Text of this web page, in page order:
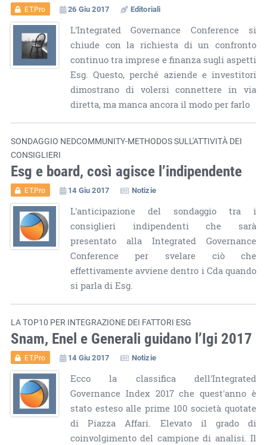
ET.Pro 26 Giu 2017 Editoriali
L'Integrated Governance Conference si
chiude con la richiesta di un confronto
continuo tra imprese e finanza sugli aspetti
Esg. Questo, perché aziende e investitori
dimostrano di volersi connettere in via
diretta, ma manca ancora il modo per farlo
SONDAGGIO NEDCOMMUNITY-METHODOS SULL'ATTIVITÀ DEI
CONSIGLIERI
Esg e board, così agisce l’indipendente
ET.Pro 14 Giu 2017 Notizie
L'anticipazione del sondaggio tra i
consiglieri indipendenti che sarà
presentato alla Integrated Governance
Conference per svelare ciò che
effettivamente avviene dentro i Cda quando
si parla di Esg.
LA TOP10 PER INTEGRAZIONE DEI FATTORI ESG
Snam, Enel e Generali guidano l’Igi 2017
ET.Pro 14 Giu 2017 Notizie
Ecco la classifica dell'Integrated
Governance Index 2017 che quest'anno è
stato esteso alle prime 100 società quotate
di Piazza Affari. Elevato il grado di
coinvolgimento del campione di analisi. Il